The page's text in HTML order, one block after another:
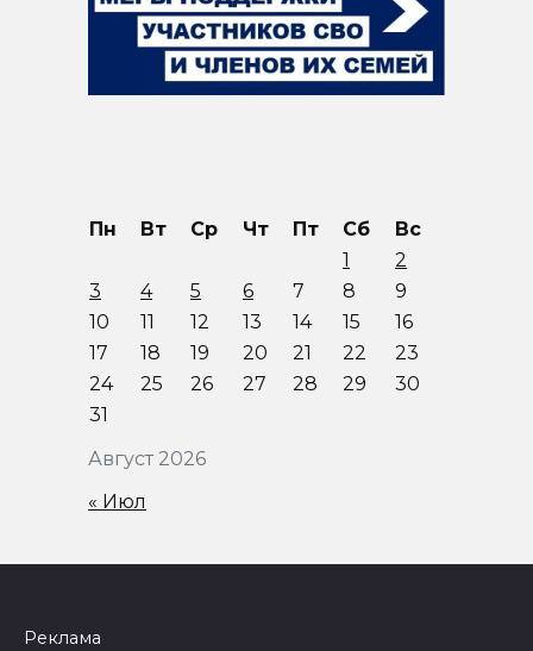
Август 2026
Пн Вт Ср Чт Пт Сб
Вс
1
2
3
4 5 6 7 8
9
10
11 12 13 14 15
16
17
18 19 20 21 22
23
24
25 26 27 28 29
30
31
« Июл
Реклама